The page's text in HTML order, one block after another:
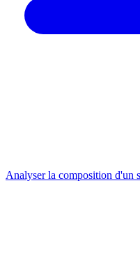
Analyser la composition d'un